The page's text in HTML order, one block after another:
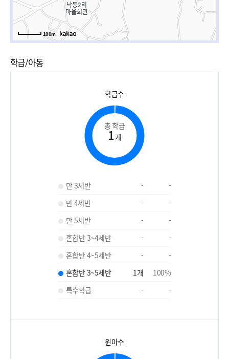
100m
학급/아동
학급수
총 학급
1개
만 3세반 -
-
만 4세반
-
-
만 5세반
-
-
혼합반 3~4세반
-
-
혼합반 4~5세반
-
-
혼합반 3~5세반
1개 100%
특수학급
- -
원아수